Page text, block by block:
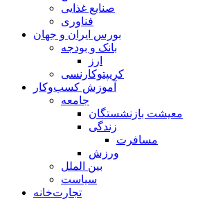
صنایع غذایی
فناوری
بورس ایران و جهان
بانک و بودجه
ارز
کریپتوکارنسی
آموزش کسب‌وکار
جامعه
معیشت بازنشستگان
زندگی
مسافرت
ورزش
بین الملل
سیاست
تجارت‌خانه